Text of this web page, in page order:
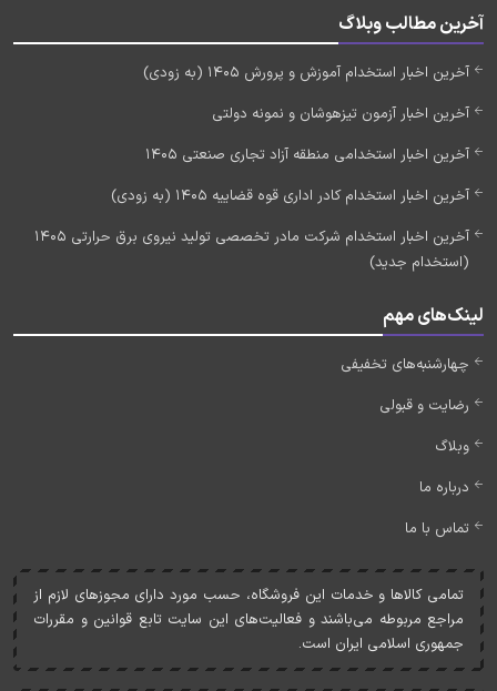
آخرین مطالب وبلاگ
آخرین اخبار استخدام آموزش و پرورش 1405 (به زودی)
آخرین اخبار آزمون تیزهوشان و نمونه دولتی
آخرین اخبار استخدامی منطقه آزاد تجاری صنعتی 1405
آخرین اخبار استخدام کادر اداری قوه قضاییه 1405 (به زودی)
آخرین اخبار استخدام شرکت مادر تخصصی تولید نیروی برق حرارتی 1405
(استخدام جدید)
لینک‌های مهم
چهارشنبه‌های تخفیفی
رضایت و قبولی
وبلاگ
درباره ما
تماس با ما
تمامی کالاها و خدمات اين فروشگاه، حسب مورد دارای مجوزهای لازم از
مراجع مربوطه می‌باشند و فعاليت‌های اين سايت تابع قوانين و مقررات
جمهوری اسلامی ايران است.